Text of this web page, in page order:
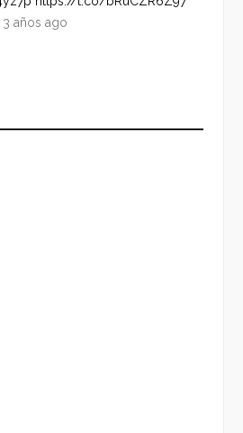
3 años ago